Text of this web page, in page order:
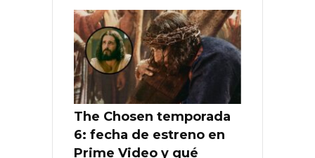
The Chosen temporada
6: fecha de estreno en
Prime Video y qué